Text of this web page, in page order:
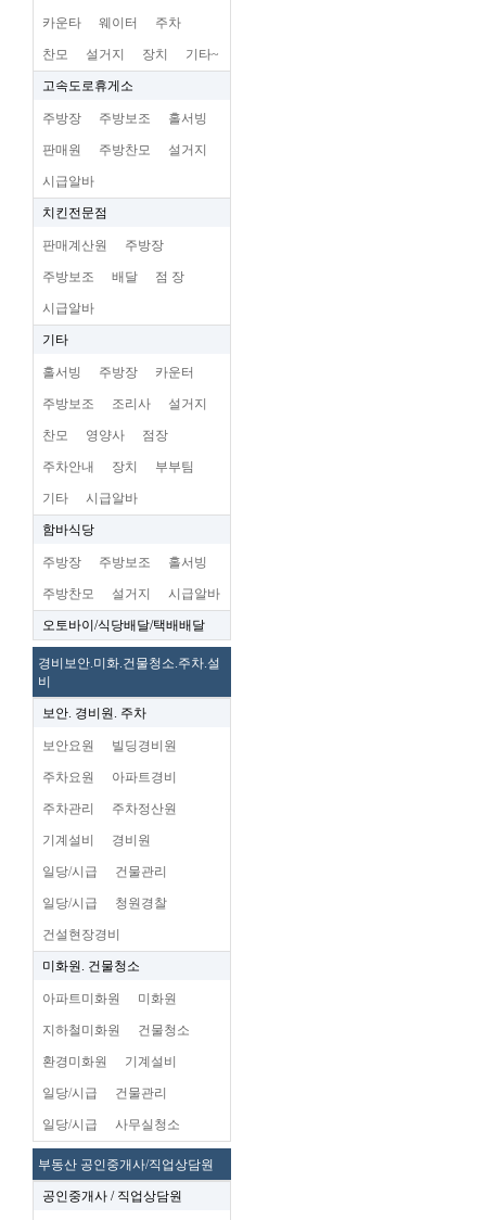
카운타 웨이터 주차
찬모 설거지 장치 기타~
고속도로휴게소
주방장 주방보조 홀서빙
판매원 주방찬모 설거지
시급알바
치킨전문점
판매계산원 주방장
주방보조 배달 점 장
시급알바
기타
홀서빙 주방장 카운터
주방보조 조리사 설거지
찬모 영양사 점장
주차안내 장치 부부팀
기타 시급알바
함바식당
주방장 주방보조 홀서빙
주방찬모 설거지 시급알바
오토바이/식당배달/택배배달
경비보안.미화.건물청소.주차.설
비
보안. 경비원. 주차
보안요원 빌딩경비원
주차요원 아파트경비
주차관리 주차정산원
기계설비 경비원
일당/시급 건물관리
일당/시급 청원경찰
건설현장경비
미화원. 건물청소
아파트미화원 미화원
지하철미화원 건물청소
환경미화원 기계설비
일당/시급 건물관리
일당/시급 사무실청소
부동산 공인중개사/직업상담원
공인중개사 / 직업상담원